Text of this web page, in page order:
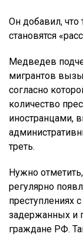
Он добавил, что
становятся
Медведев
мигрантов
согласно
количество
иностранцами,
треть.
Нужно
регулярно
преступлениях
задержанных и
граждане РФ.